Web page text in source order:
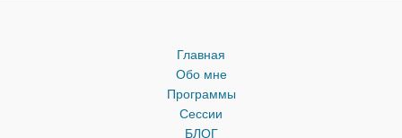
Главная
Обо мне
Программы
Сессии
БЛОГ